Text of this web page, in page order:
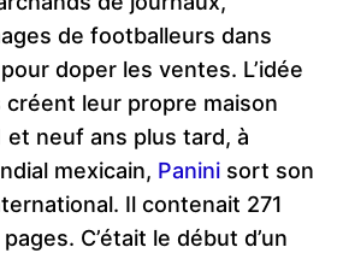
de footballeurs dans
doper les ventes. L’idée
leur propre maison
et neuf ans plus tard, à
mexicain, Panini sort son
Il contenait 271
C’était le début d’un